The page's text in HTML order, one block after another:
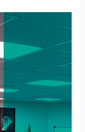
طلوع
از
یک
حرکت
ملی